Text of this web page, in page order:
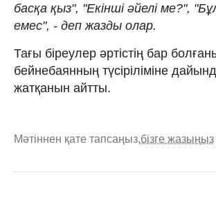
басқа қыз", "Екінші әйелі ме?",
емес", - деп жазды олар.
Тағы біреулер әртістің бар
бейнебаянның түсіріліміне
жатқанын айтты.
Мәтіннен қате тапсаңыз,бізге жазыңыз